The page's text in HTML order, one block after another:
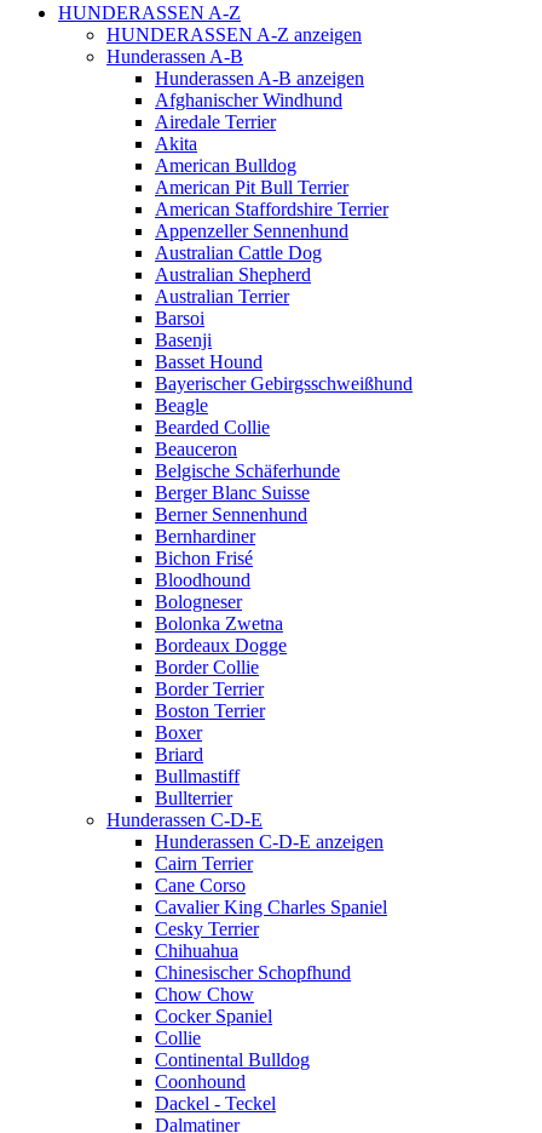
HUNDERASSEN A-Z
HUNDERASSEN A-Z anzeigen
Hunderassen A-B
Hunderassen A-B anzeigen
Afghanischer Windhund
Airedale Terrier
Akita
American Bulldog
American Pit Bull Terrier
American Staffordshire Terrier
Appenzeller Sennenhund
Australian Cattle Dog
Australian Shepherd
Australian Terrier
Barsoi
Basenji
Basset Hound
Bayerischer Gebirgsschweißhund
Beagle
Bearded Collie
Beauceron
Belgische Schäferhunde
Berger Blanc Suisse
Berner Sennenhund
Bernhardiner
Bichon Frisé
Bloodhound
Bologneser
Bolonka Zwetna
Bordeaux Dogge
Border Collie
Border Terrier
Boston Terrier
Boxer
Briard
Bullmastiff
Bullterrier
Hunderassen C-D-E
Hunderassen C-D-E anzeigen
Cairn Terrier
Cane Corso
Cavalier King Charles Spaniel
Cesky Terrier
Chihuahua
Chinesischer Schopfhund
Chow Chow
Cocker Spaniel
Collie
Continental Bulldog
Coonhound
Dackel - Teckel
Dalmatiner